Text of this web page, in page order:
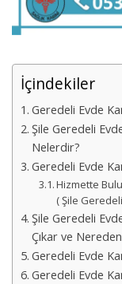
İçindekiler
Geredeli Evde
Şile Geredeli
Nelerdir?
Geredeli Evde
Hizmette
( Şile
Şile Geredeli
Çıkar ve
Geredeli Evde
Geredeli Evde